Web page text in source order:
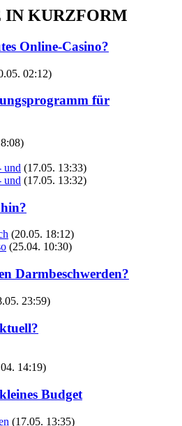
KURZFORM
Online-Casino?
02:12)
für
und (17.05. 13:33)
und (17.05. 13:32)
(20.05. 18:12)
(25.04. 10:30)
Darmbeschwerden?
23:59)
14:19)
Budget
(17.05. 13:35)